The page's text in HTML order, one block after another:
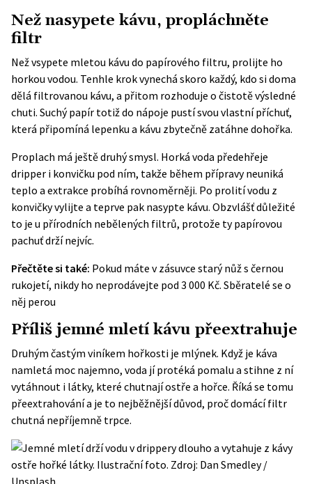
Než nasypete kávu, propláchněte
filtr
Než vsypete mletou kávu do papírového filtru, prolijte ho
horkou vodou. Tenhle krok vynechá skoro každý, kdo si doma
dělá filtrovanou kávu, a přitom rozhoduje o čistotě výsledné
chuti. Suchý papír totiž do nápoje pustí svou vlastní příchuť,
která připomíná lepenku a kávu zbytečně zatáhne dohořka.
Proplach má ještě druhý smysl. Horká voda předehřeje
dripper i konvičku pod ním, takže během přípravy neuniká
teplo a extrakce probíhá rovnoměrněji. Po prolití vodu z
konvičky vylijte a teprve pak nasypte kávu. Obzvlášť důležité
to je u přírodních nebělených filtrů, protože ty papírovou
pachuť drží nejvíc.
Přečtěte si také: Pokud máte v zásuvce starý nůž s černou
rukojetí, nikdy ho neprodávejte pod 3 000 Kč. Sběratelé se o
něj perou
Příliš jemné mletí kávu přeextrahuje
Druhým častým viníkem hořkosti je mlýnek. Když je káva
namletá moc najemno, voda jí protéká pomalu a stihne z ní
vytáhnout i látky, které chutnají ostře a hořce. Říká se tomu
přeextrahování a je to nejběžnější důvod, proč domácí filtr
chutná nepříjemně trpce.